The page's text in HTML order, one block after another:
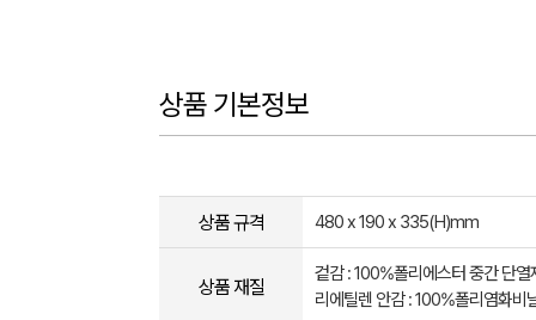
상품 기본정보
상품 규격 480 x 190 x 335(H)mm
상품 재질
겉감 : 100%폴리에스터 중간 단
리에틸렌 안감 : 100%폴리염화비